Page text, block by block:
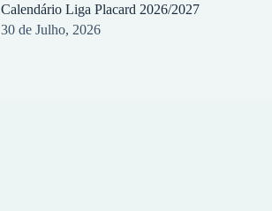
Calendário Liga Placard 2026/2027
30 de Julho, 2026